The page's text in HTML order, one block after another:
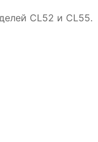
CL52 и CL55.